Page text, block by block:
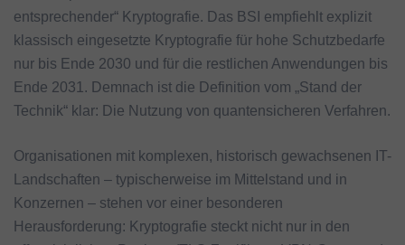
entsprechender“ Kryptografie. Das BSI empfiehlt explizit
klassisch eingesetzte Kryptografie für hohe Schutzbedarfe
nur bis Ende 2030 und für die restlichen Anwendungen bis
Ende 2031. Demnach ist die Definition vom „Stand der
Technik“ klar: Die Nutzung von quantensicheren Verfahren.
Organisationen mit komplexen, historisch gewachsenen IT-
Landschaften – typischerweise im Mittelstand und in
Konzernen – stehen vor einer besonderen
Herausforderung: Kryptografie steckt nicht nur in den